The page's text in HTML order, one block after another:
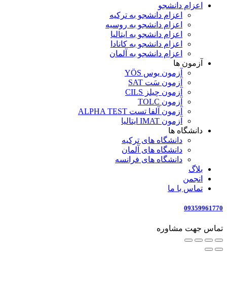
اعزام دانشجو
اعزام دانشجو به ترکیه
اعزام دانشجو به روسیه
اعزام دانشجو به ایتالیا
اعزام دانشجو به کانادا
اعزام دانشجو به آلمان
آزمون ها
آزمون یوس YÖS
آزمون سَت SAT
آزمون چیلز CILS‌
آزمون TOLC
آزمون آلفا تست ALPHA TEST
آزمون IMAT ایتالیا
دانشگاه ها
دانشگاه های ترکیه
دانشگاه های آلمان
دانشگاه های فرانسه
بلاگ
انجمن
تماس با ما
09359961770
تماس جهت مشاوره